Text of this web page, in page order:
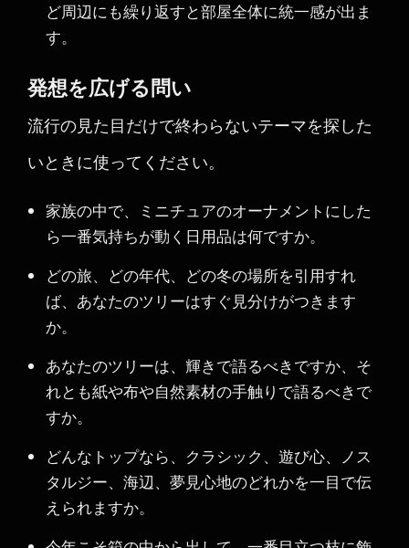
ど周辺にも繰り返すと部屋全体に統一感が出ま
す。
発想を広げる問い
流行の見た目だけで終わらないテーマを探した
いときに使ってください。
家族の中で、ミニチュアのオーナメントにした
ら一番気持ちが動く日用品は何ですか。
どの旅、どの年代、どの冬の場所を引用すれ
ば、あなたのツリーはすぐ見分けがつきます
か。
あなたのツリーは、輝きで語るべきですか、そ
れとも紙や布や自然素材の手触りで語るべきで
すか。
どんなトップなら、クラシック、遊び心、ノス
タルジー、海辺、夢見心地のどれかを一目で伝
えられますか。